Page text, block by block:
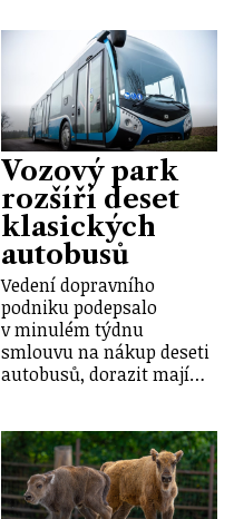
Vozový park
rozšíří deset
klasických
autobusů
Vedení dopravního
podniku podepsalo
v minulém týdnu
smlouvu na nákup deseti
autobusů, dorazit mají…